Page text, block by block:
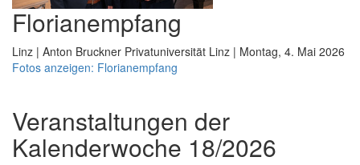
Florianempfang
Linz | Anton Bruckner Privatuniversität Linz | Montag, 4. Mai 2026
Fotos anzeigen: Florianempfang
Veranstaltungen der
Kalenderwoche 18/2026